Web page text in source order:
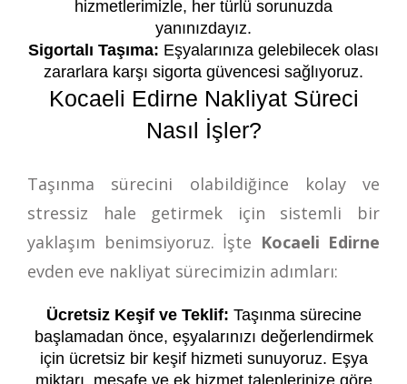
hizmetlerimizle, her türlü sorunuzda
yanınızdayız.
Sigortalı Taşıma: Eşyalarınıza gelebilecek olası
zararlara karşı sigorta güvencesi sağlıyoruz.
Kocaeli Edirne Nakliyat Süreci
Nasıl İşler?
Taşınma sürecini olabildiğince kolay ve
stressiz hale getirmek için sistemli bir
yaklaşım benimsiyoruz. İşte Kocaeli Edirne
evden eve nakliyat sürecimizin adımları:
Ücretsiz Keşif ve Teklif: Taşınma sürecine
başlamadan önce, eşyalarınızı değerlendirmek
için ücretsiz bir keşif hizmeti sunuyoruz. Eşya
miktarı, mesafe ve ek hizmet taleplerinize göre